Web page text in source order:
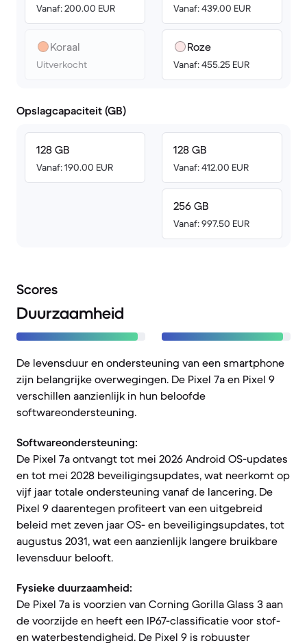
Vanaf: 200.00 EUR
Koraal
Uitverkocht
Vanaf: 439.00 EUR
Roze
Vanaf: 455.25 EUR
Opslagcapaciteit (GB)
128 GB
Vanaf: 190.00 EUR
128 GB
Vanaf: 412.00 EUR
256 GB
Vanaf: 997.50 EUR
Scores
Duurzaamheid
De levensduur en ondersteuning van een smartphone
zijn belangrijke overwegingen. De Pixel 7a en Pixel 9
verschillen aanzienlijk in hun beloofde
softwareondersteuning.
Softwareondersteuning:
De Pixel 7a ontvangt tot mei 2026 Android OS-updates
en tot mei 2028 beveiligingsupdates, wat neerkomt op
vijf jaar totale ondersteuning vanaf de lancering. De
Pixel 9 daarentegen profiteert van een uitgebreid
beleid met zeven jaar OS- en beveiligingsupdates, tot
augustus 2031, wat een aanzienlijk langere bruikbare
levensduur belooft.
Fysieke duurzaamheid:
De Pixel 7a is voorzien van Corning Gorilla Glass 3 aan
de voorzijde en heeft een IP67-classificatie voor stof-
en waterbestendigheid. De Pixel 9 is robuuster